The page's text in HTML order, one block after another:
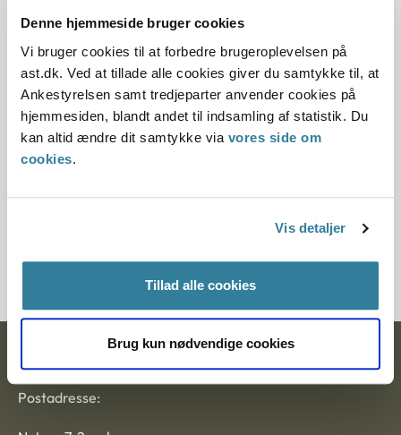
Denne hjemmeside bruger cookies
Vi bruger cookies til at forbedre brugeroplevelsen på
ast.dk. Ved at tillade alle cookies giver du samtykke til, at
Ankestyrelsen samt tredjeparter anvender cookies på
hjemmesiden, blandt andet til indsamling af statistik. Du
kan altid ændre dit samtykke via vores side om
cookies.
Vis detaljer
Tillad alle cookies
Brug kun nødvendige cookies
02.05.2002
Offentliggørelsesdato
12.07.2013
Paragraf
350449-01
Ankestyrelsen
Postadresse: